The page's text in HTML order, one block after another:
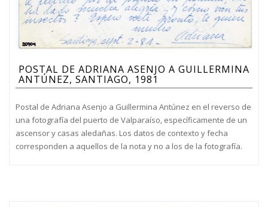
POSTAL DE ADRIANA ASENJO A GUILLERMINA
ANTÚNEZ, SANTIAGO, 1981
Postal de Adriana Asenjo a Guillermina Antúnez en el reverso de
una fotografía del puerto de Valparaíso, específicamente de un
ascensor y casas aledañas. Los datos de contexto y fecha
corresponden a aquellos de la nota y no a los de la fotografía.